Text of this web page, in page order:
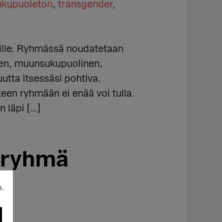
, transgender,
Ryhmässä noudatetaan
muunsukupuolinen,
itsessäsi pohtiva.
ryhmään ei enää voi tulla.
läpi […]